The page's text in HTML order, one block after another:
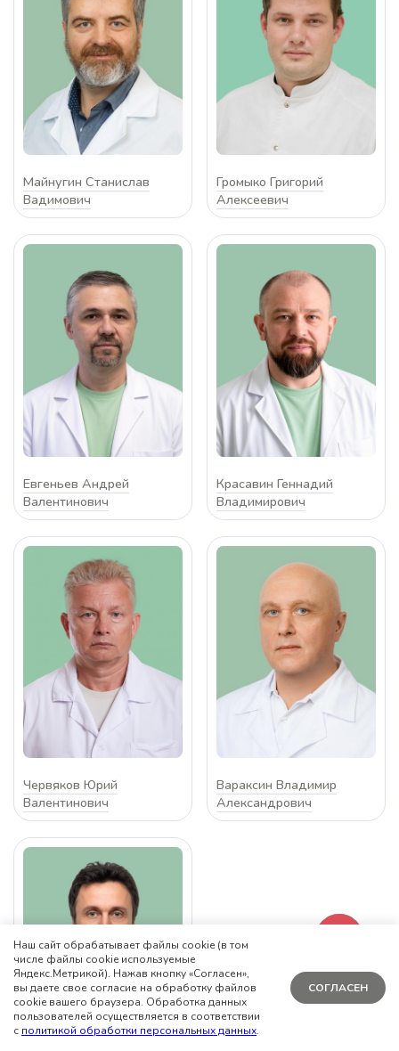
Майнугин Станислав
Вадимович
Громыко Григорий
Алексеевич
Евгеньев Андрей
Валентинович
Красавин Геннадий
Владимирович
Червяков Юрий
Валентинович
Вараксин Владимир
Александрович
Наш сайт обрабатывает файлы cookie (в том
числе файлы cookie используемые
Яндекс.Метрикой). Нажав кнопку «Согласен»,
вы даете свое согласие на обработку файлов
cookie вашего браузера. Обработка данных
пользователей осуществляется в соответствии
с политикой обработки персональных данных.
СОГЛАСЕН